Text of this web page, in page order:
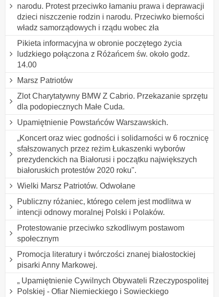
narodu. Protest przeciwko łamaniu prawa i deprawacji
dzieci niszczenie rodzin i narodu. Przeciwko bierności
władz samorządowych i rządu wobec zła
Pikieta informacyjna w obronie poczętego życia
ludzkiego połączona z Różańcem św. około godz.
14.00
Marsz Patriotów
Zlot Charytatywny BMW Z Cabrio. Przekazanie sprzętu
dla podopiecznych Małe Cuda.
Upamiętnienie Powstańców Warszawskich.
„Koncert oraz wiec godności i solidarności w 6 rocznicę
sfałszowanych przez reżim Łukaszenki wyborów
prezydenckich na Białorusi i początku największych
białoruskich protestów 2020 roku".
Wielki Marsz Patriotów. Odwołane
Publiczny różaniec, którego celem jest modlitwa w
intencji odnowy moralnej Polski i Polaków.
Protestowanie przeciwko szkodliwym postawom
społecznym
Promocja literatury i twórczości znanej białostockiej
pisarki Anny Markowej.
„ Upamiętnienie Cywilnych Obywateli Rzeczypospolitej
Polskiej - Ofiar Niemieckiego i Sowieckiego